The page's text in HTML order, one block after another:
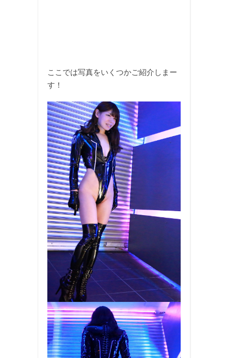
ここでは写真をいくつかご紹介しまー
す！